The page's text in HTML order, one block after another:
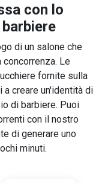
con lo
di un salone che
Le
fornite sulla
creare un'identità di
di barbiere. Puoi
con il nostro
di generare uno
minuti.